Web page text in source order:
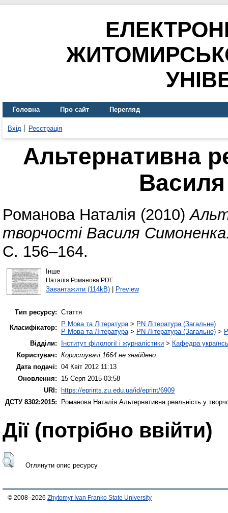
Головна Про сайт Перегляд
Вхід Реєстрація
Альтернативна
Романова Наталія (2010)
творчості Василя
С. 156–164.
Інше
Наталія Романова.PDF
Завантажити (114kB)| Preview
Тип ресурсу: Стаття
Класифікатор:
P Мова та Література> PN Література (Загальне)
P Мова та Література> PN Література (Загальне) >
Відділи:
Інститут філології і журналістики > Кафедра
Користувач: Користувачі 1664 не знайдено.
Дата подачі: 04 Квіт 2012 11:13
Оновлення:
15 Серп 2015 03:58
URI:
https://eprints.zu.edu.ua/id/eprint/6909
ДСТУ 8302:2015:
Романова Наталія Альтернативна реальність у
Дії ​​(потрібно ввійти)
Оглянути опис ресурсу
© 2008–2026 Zhytomyr Ivan Franko State University